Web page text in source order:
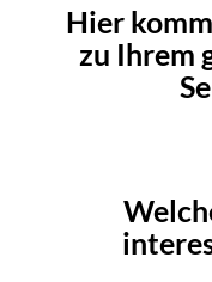
Hier
zu Ihrem